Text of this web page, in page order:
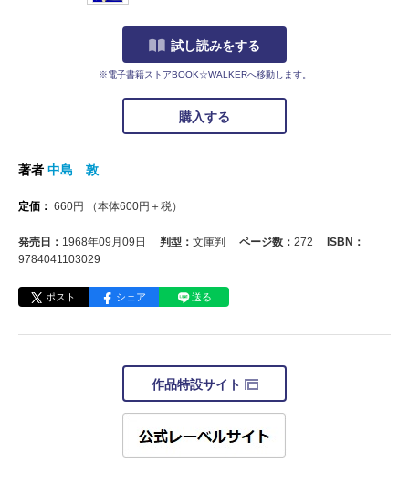
試し読みをする
※電子書籍ストアBOOK☆WALKERへ移動します。
購入する
著者 中島 敦
定価： 660円 （本体600円＋税）
発売日： 1968年09月09日 判型： 文庫判 ページ数： 272
ISBN：
9784041103029
ポスト シェア 送る
作品特設サイト